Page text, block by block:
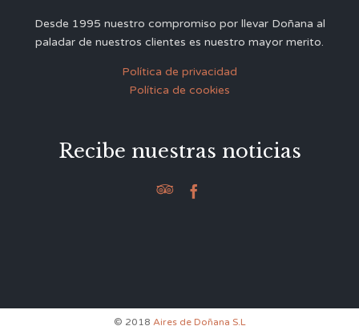
Desde 1995 nuestro compromiso por llevar Doñana al
paladar de nuestros clientes es nuestro mayor merito.
Política de privacidad
Política de cookies
Recibe nuestras noticias
 
© 2018 Aires de Doñana S.L